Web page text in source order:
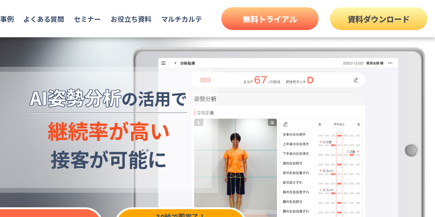
例 よくある質問 セミナー お役立ち資料 マルチカルテ 無料トライアル 資料ダウンロード
AI姿勢分析の活用で
継続率が高い
接客が可能に